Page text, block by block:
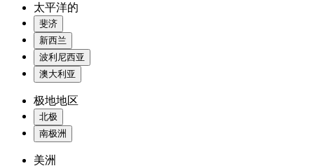
太平洋的
斐济
新西兰
波利尼西亚
澳大利亚
极地地区
北极
南极洲
美洲